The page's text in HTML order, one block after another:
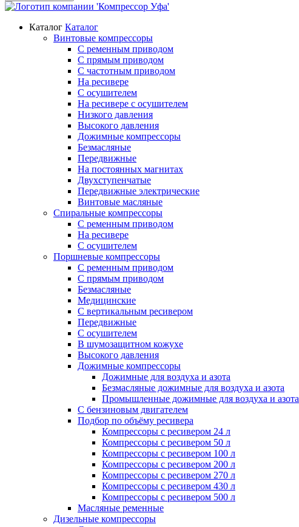
Каталог Каталог
Винтовые компрессоры
С ременным приводом
С прямым приводом
С частотным приводом
На ресивере
С осушителем
На ресивере с осушителем
Низкого давления
Высокого давления
Дожимные компрессоры
Безмасляные
Передвижные
На постоянных магнитах
Двухступенчатые
Передвижные электрические
Винтовые масляные
Спиральные компрессоры
С ременным приводом
На ресивере
С осушителем
Поршневые компрессоры
С ременным приводом
С прямым приводом
Безмасляные
Медицинские
С вертикальным ресивером
Передвижные
С осушителем
В шумозащитном кожухе
Высокого давления
Дожимные компрессоры
Дожимные для воздуха и азота
Безмасляные дожимные для воздуха и азота
Промышленные дожимные для воздуха и азота
С бензиновым двигателем
Подбор по объёму ресивера
Компрессоры с ресивером 24 л
Компрессоры с ресивером 50 л
Компрессоры с ресивером 100 л
Компрессоры с ресивером 200 л
Компрессоры с ресивером 270 л
Компрессоры с ресивером 430 л
Компрессоры с ресивером 500 л
Масляные ременные
Дизельные компрессоры